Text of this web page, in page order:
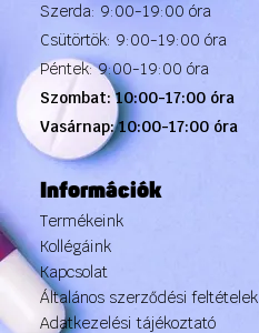
Szerda: 9:00-19:00 óra
Csütörtök: 9:00-19:00 óra
Péntek: 9:00-19:00 óra
Szombat: 10:00-17:00 óra
Vasárnap: 10:00-17:00 óra
Információk
Termékeink
Kollégáink
Kapcsolat
Általános szerződési feltételek
Adatkezelési tájékoztató